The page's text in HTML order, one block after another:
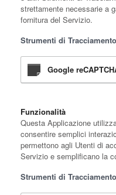
strettamente necessarie a
fornitura del Servizio.
Strumenti di
Google
Funzionalità
Questa Applicazione
consentire semplici
permettono agli Utenti di
Servizio e semplificano la
Strumenti di